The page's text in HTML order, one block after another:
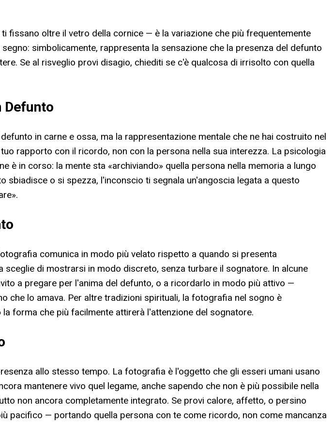
oltre il vetro della cornice — è la variazione che più frequentemente
simbolicamente, rappresenta la sensazione che la presenza del defunto
Se al risveglio provi disagio, chiediti se c'è qualcosa di irrisolto con quella
Defunto
in carne e ossa, ma la rappresentazione mentale che ne hai costruito nel
rapporto con il ricordo, non con la persona nella sua interezza. La psicologia
in corso: la mente sta «archiviando» quella persona nella memoria a lungo
o si spezza, l'inconscio ti segnala un'angoscia legata a questo
comunica in modo più velato rispetto a quando si presenta
di mostrarsi in modo discreto, senza turbare il sognatore. In alcune
a pregare per l'anima del defunto, o a ricordarlo in modo più attivo —
che lo amava. Per altre tradizioni spirituali, la fotografia nel sogno è
forma che più facilmente attirerà l'attenzione del sognatore.
allo stesso tempo. La fotografia è l'oggetto che gli esseri umani usano
mantenere vivo quel legame, anche sapendo che non è più possibile nella
non ancora completamente integrato. Se provi calore, affetto, o persino
pacifico — portando quella persona con te come ricordo, non come mancanza